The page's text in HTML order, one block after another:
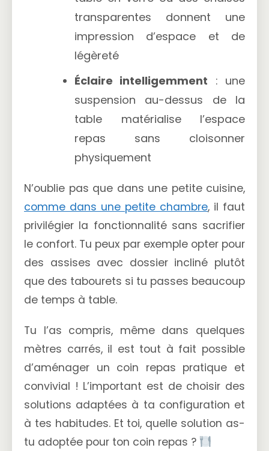
transparentes donnent une
impression d’espace et de
légèreté
Éclaire intelligemment : une
suspension au-dessus de la
table matérialise l’espace
repas sans cloisonner
physiquement
N’oublie pas que dans une petite cuisine,
comme dans une petite chambre, il faut
privilégier la fonctionnalité sans sacrifier
le confort. Tu peux par exemple opter pour
des assises avec dossier incliné plutôt
que des tabourets si tu passes beaucoup
de temps à table.
Tu l’as compris, même dans quelques
mètres carrés, il est tout à fait possible
d’aménager un coin repas pratique et
convivial ! L’important est de choisir des
solutions adaptées à ta configuration et
à tes habitudes. Et toi, quelle solution as-
tu adoptée pour ton coin repas ?